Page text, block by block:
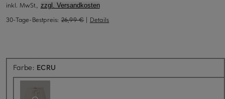
inkl. MwSt., zzgl. Versandkosten
30-Tage-Bestpreis: 26,99 € | Details
Farbe: ECRU